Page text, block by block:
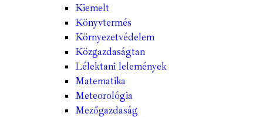
Kiemelt
Könyvtermés
Környezetvédelem
Közgazdaságtan
Lélektani lelemények
Matematika
Meteorológia
Mezőgazdaság